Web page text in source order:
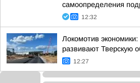
самоопределения
12:32
Локомотив
развивают Тверскую
12:27